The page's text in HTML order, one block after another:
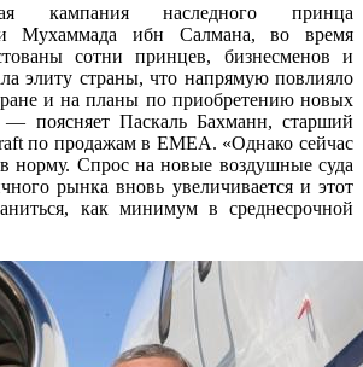
кампания наследного принца
Мухаммада ибн Салмана, во время
сотни принцев, бизнесменов и
элиту страны, что напрямую повлияло
и на планы по приобретению новых
— поясняет Паскаль Бахманн, старший
по продажам в EMEA. «Однако сейчас
норму. Спрос на новые воздушные суда
рынка вновь увеличивается и этот
как минимум в среднесрочной